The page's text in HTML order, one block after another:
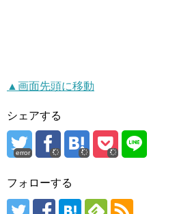
▲画面先頭に移動
シェアする
error
フォローする